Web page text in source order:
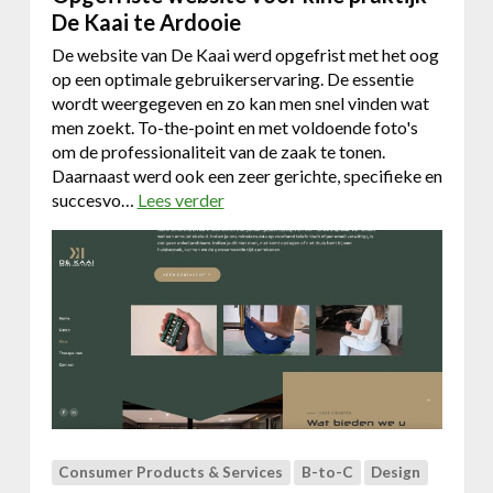
a
v
r
a
g
e
n
s
c
h
a
a
l
t
c
k
t
De Kaai te Ardooie
De website van De Kaai werd opgefrist met het oog
op een optimale gebruikerservaring. De essentie
wordt weergegeven en zo kan men snel vinden wat
men zoekt. To-the-point en met voldoende foto's
om de professionaliteit van de zaak te tonen.
Daarnaast werd ook een zeer gerichte, specifieke en
succesvo… Lees verdero
e
p
g
r
s
Consumer Products & Services B-to-C Design